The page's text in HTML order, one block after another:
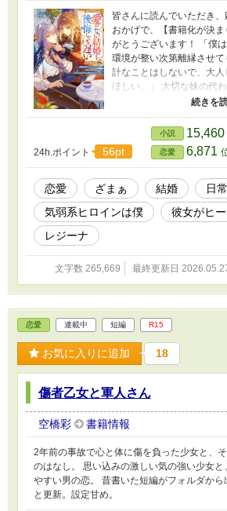
皆さんに読んでいただき
おかげで、【書籍化が決
がとうございます！ 「僕
環境が整い次第離縁させ
計なことはしないで、大
ほしい。」 大切な妹の代
に、言われた言葉はとて
ではなかった。 そのトゲ
しい態度とは裏腹に、美
ル・トラティリアは実は聡
た。 彼の心の傷を癒すこ
売られた喧嘩（ただの婚
ることはできない。とシー
かいことなど気にせずシリ
手に婚約者となった。 辺
ラ・ブライトン）な婚約
てバタバタする気弱系ヒ
ティリア）がわちゃわち
容もあるかもしれません
詰め込んでありますので、
願い申し上げます。 最後
か？あらすじ難しすぎです
くださり、投票してくださ
す。ありがとうございます
24h.ポイント 56pt
小説 15,460
恋愛 6,871
恋愛 ざまぁ 結婚
日常
気弱系ヒロインは僕
彼女がヒ
レジーナ
文字数 265,669 最終更新日
恋愛 連載中 短編 R15
お気に入りに追加 18
傷者乙女と軍人さん
空橋彩 書籍情報
2年前の事故で心と体に傷を負った少女と、
のはなし。 思い込みの激しい気の強い少女
やすい男の恋。 昔書いた短編がフォルダから
と更新。設定甘め。